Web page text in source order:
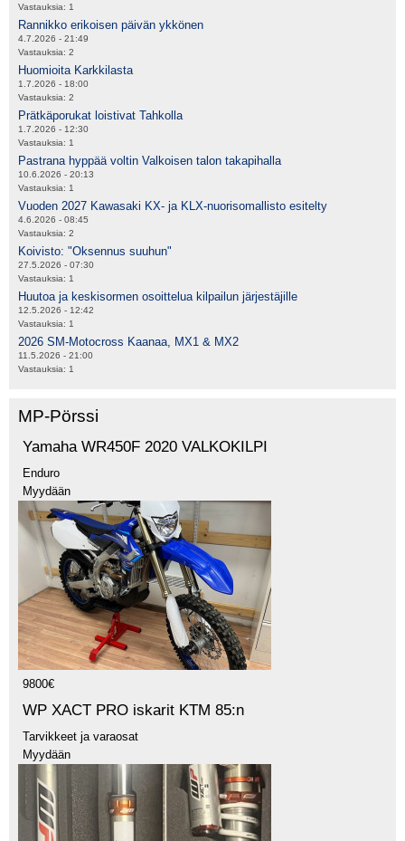
Vastauksia: 1
Rannikko erikoisen päivän ykkönen
4.7.2026 - 21:49
Vastauksia: 2
Huomioita Karkkilasta
1.7.2026 - 18:00
Vastauksia: 2
Prätkäporukat loistivat Tahkolla
1.7.2026 - 12:30
Vastauksia: 1
Pastrana hyppää voltin Valkoisen talon takapihalla
10.6.2026 - 20:13
Vastauksia: 1
Vuoden 2027 Kawasaki KX- ja KLX-nuorisomallisto esitelty
4.6.2026 - 08:45
Vastauksia: 2
Koivisto: "Oksennus suuhun"
27.5.2026 - 07:30
Vastauksia: 1
Huutoa ja keskisormen osoittelua kilpailun järjestäjille
12.5.2026 - 12:42
Vastauksia: 1
2026 SM-Motocross Kaanaa, MX1 & MX2
11.5.2026 - 21:00
Vastauksia: 1
MP-Pörssi
Yamaha WR450F 2020 VALKOKILPI
Enduro
Myydään
9800€
WP XACT PRO iskarit KTM 85:n
Tarvikkeet ja varaosat
Myydään